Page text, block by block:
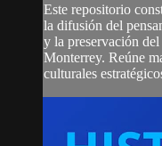
Este repositorio
la difusión del
y la preservación
Monterrey. Reúne
culturales